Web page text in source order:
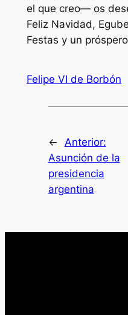
el que creo— os
Feliz Navidad,
Festas y un
Felipe VI de Borbón
←
Anterior:
Asunción de la
presidencia
argentina